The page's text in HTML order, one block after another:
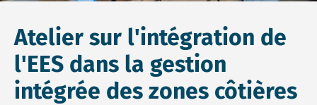
Atelier sur l'intégration de
l'EES dans la gestion
intégrée des zones côtières